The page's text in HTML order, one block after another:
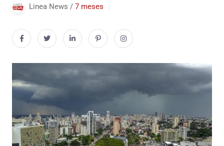
Linea News / 7 meses